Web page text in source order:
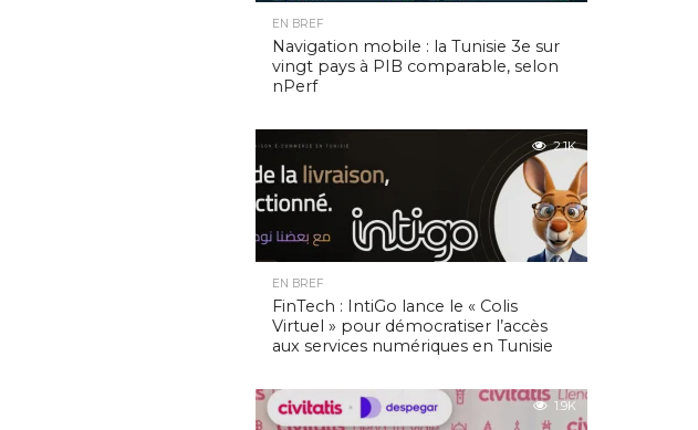
EN BREF
Navigation mobile : la Tunisie 3e sur
vingt pays à PIB comparable, selon
nPerf
2.1K
EN BREF
FinTech : IntiGo lance le « Colis
Virtuel » pour démocratiser l’accès
aux services numériques en Tunisie
1.9K